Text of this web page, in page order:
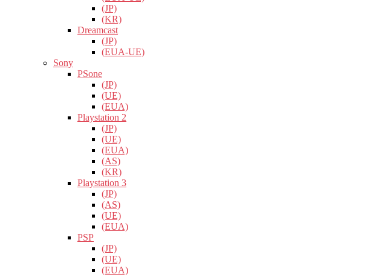
(JP)
(KR)
Dreamcast
(JP)
(EUA-UE)
Sony
PSone
(JP)
(UE)
(EUA)
Playstation 2
(JP)
(UE)
(EUA)
(AS)
(KR)
Playstation 3
(JP)
(AS)
(UE)
(EUA)
PSP
(JP)
(UE)
(EUA)